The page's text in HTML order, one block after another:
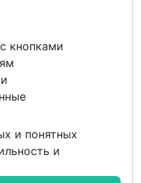
кнопками
и понятных
и